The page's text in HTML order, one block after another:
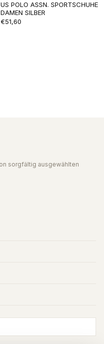
US POLO ASSN. SPORTSCHUHE
DAMEN SILBER
€51,60
sorgfältig ausgewählten